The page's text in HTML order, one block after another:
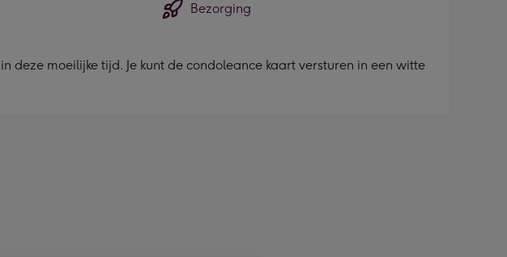
Bezorging
deze moeilijke tijd. Je kunt de condoleance kaart versturen in een witte